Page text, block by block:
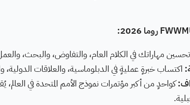
تحسين مهاراتك في الكلام العام، والتفاوض، والبحث،
اكتساب خبرةٍ عمليةٍ في الدبلوماسية، والعلاقات الدولية،